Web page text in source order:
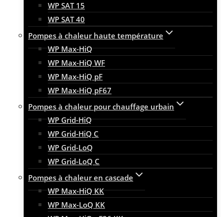
WP SAT 15
WP SAT 40
Pompes à chaleur haute température
WP Max-HiQ
WP Max-HiQ WF
WP Max-HiQ pF
WP Max-HiQ pF67
Pompes à chaleur pour chauffage urbain
WP Grid-HiQ
WP Grid-HiQ C
WP Grid-LoQ
WP Grid-LoQ C
Pompes à chaleur en cascade
WP Max-HiQ KK
WP Max-LoQ KK